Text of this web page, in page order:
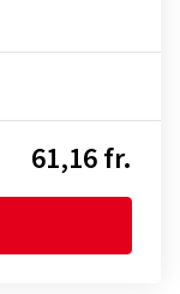
61,16 fr.